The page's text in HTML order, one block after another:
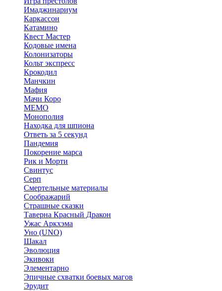
Имаджинариум
Каркассон
Катамино
Квест Мастер
Кодовые имена
Колонизаторы
Кольт экспресс
Крокодил
Манчкин
Мафия
Мачи Коро
МЕМО
Монополия
Находка для шпиона
Ответь за 5 секунд
Пандемия
Покорение марса
Рик и Морти
Свинтус
Серп
Смертельные материалы
Соображарий
Страшные сказки
Таверна Красный Дракон
Ужас Аркхэма
Уно (UNO)
Шакал
Эволюция
Экивоки
Элементарно
Эпичные схватки боевых магов
Эрудит